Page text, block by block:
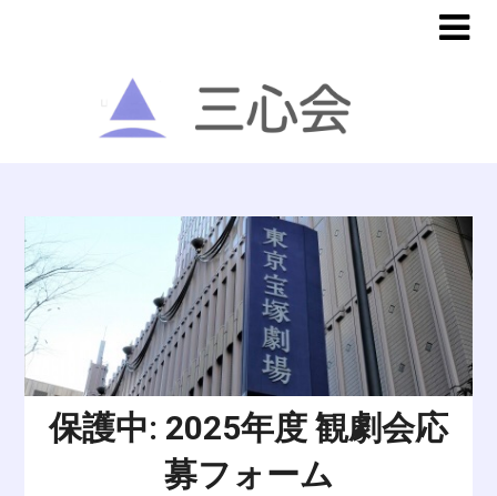
保護中: 2025年度 観劇会応
募フォーム